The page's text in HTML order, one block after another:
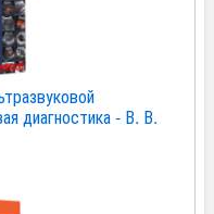
диагностика - В. В.